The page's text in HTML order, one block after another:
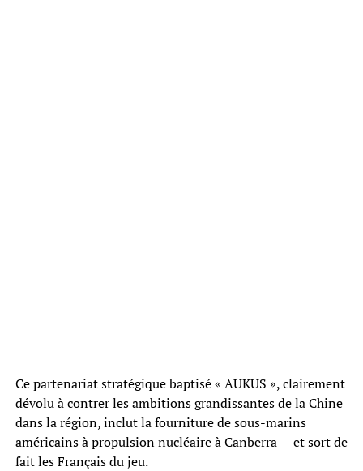
Ce partenariat stratégique baptisé « AUKUS », clairement
dévolu à contrer les ambitions grandissantes de la Chine
dans la région, inclut la fourniture de sous-marins
américains à propulsion nucléaire à Canberra — et sort de
fait les Français du jeu.